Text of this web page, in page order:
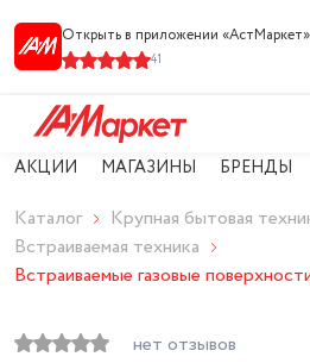
Открыть в приложении «АстМарке‪т‬»
41
АКЦИИ МАГАЗИНЫ БРЕНДЫ
Каталог
Крупная бытовая
Встраиваемая техника
Встраиваемые газовые
нет отзывов